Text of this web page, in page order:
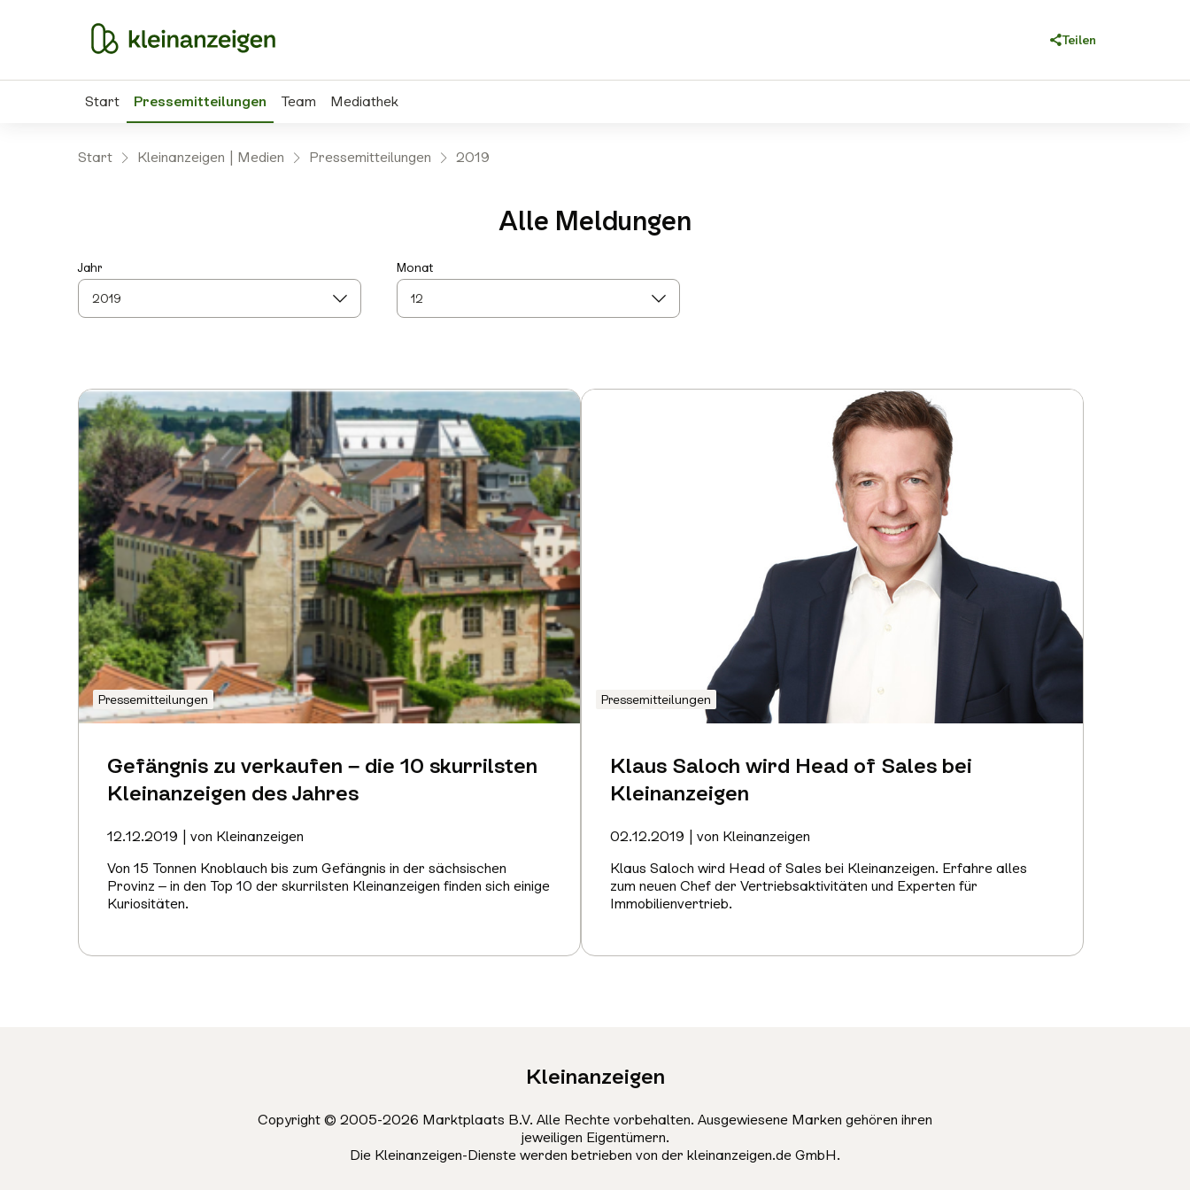
Teilen
Start Pressemitteilungen Team Mediathek
Start Kleinanzeigen | Medien Pressemitteilungen 2019
Alle Meldungen
Jahr Monat
Gefängnis zu verkaufen – die 10 skurrilsten
Kleinanzeigen des Jahres
12.12.2019 | von Kleinanzeigen
Von 15 Tonnen Knoblauch bis zum Gefängnis in der sächsischen
Provinz – in den Top 10 der skurrilsten Kleinanzeigen finden sich einige
Kuriositäten.
Pressemitteilungen
Klaus Saloch wird Head of Sales bei
Kleinanzeigen
02.12.2019 | von Kleinanzeigen
Klaus Saloch wird Head of Sales bei Kleinanzeigen. Erfahre alles
zum neuen Chef der Vertriebsaktivitäten und Experten für
Immobilienvertrieb.
Pressemitteilungen
Kleinanzeigen
Copyright © 2005-2026 Marktplaats B.V. Alle Rechte vorbehalten. Ausgewiesene Marken gehören ihren
jeweiligen Eigentümern.
Die Kleinanzeigen-Dienste werden betrieben von der kleinanzeigen.de GmbH.